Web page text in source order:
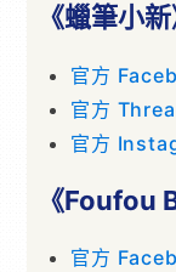
《蠟筆小
官方
官方
官方
《Foufou
官方